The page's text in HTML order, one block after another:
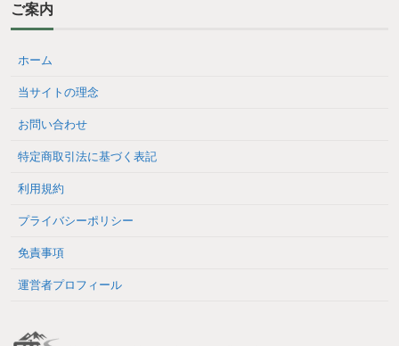
ご案内
ホーム
当サイトの理念
お問い合わせ
特定商取引法に基づく表記
利用規約
プライバシーポリシー
免責事項
運営者プロフィール